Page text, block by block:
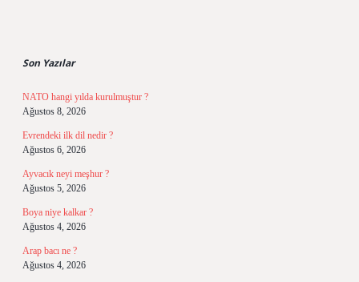
Son Yazılar
NATO hangi yılda kurulmuştur ?
Ağustos 8, 2026
Evrendeki ilk dil nedir ?
Ağustos 6, 2026
Ayvacık neyi meşhur ?
Ağustos 5, 2026
Boya niye kalkar ?
Ağustos 4, 2026
Arap bacı ne ?
Ağustos 4, 2026